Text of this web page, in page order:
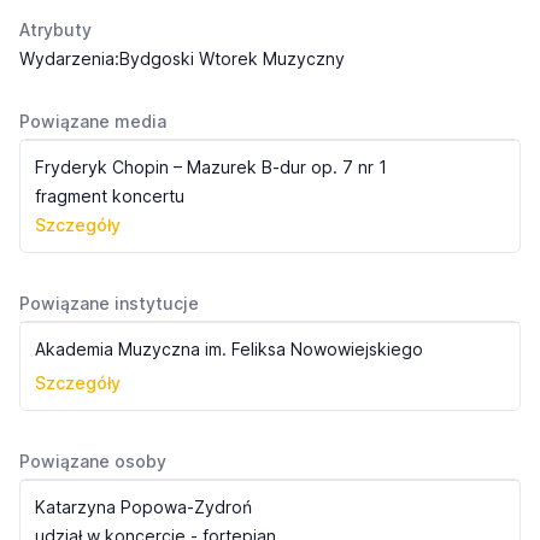
Atrybuty
Wydarzenia:Bydgoski Wtorek Muzyczny
Powiązane media
Fryderyk Chopin – Mazurek B-dur op. 7 nr 1
fragment koncertu
Szczegóły
Powiązane instytucje
Akademia Muzyczna im. Feliksa Nowowiejskiego
Szczegóły
Powiązane osoby
Katarzyna Popowa-Zydroń
udział w koncercie - fortepian